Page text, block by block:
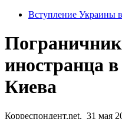
Вступление Украины
иностранца
Киева
Корреспондент.net, 31 мая